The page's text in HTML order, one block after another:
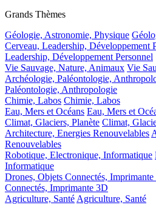
Grands Thèmes
Géologie, Astronomie, Physique
Cerveau, Leadership, Développement
Leadership, Développement Personnel
Vie Sauvage, Nature, Animaux Vie
Archéologie, Paléontologie,
Paléontologie, Anthropologie
Chimie, Labos Chimie, Labos
Eau, Mers et Océans Eau, Mers et
Climat, Glaciers, Planète Climat,
Architecture, Energies Renouvelables
Renouvelables
Robotique, Electronique, Informatique
Informatique
Drones, Objets Connectés, Imprimante
Connectés, Imprimante 3D
Agriculture, SantéAgriculture, Santé